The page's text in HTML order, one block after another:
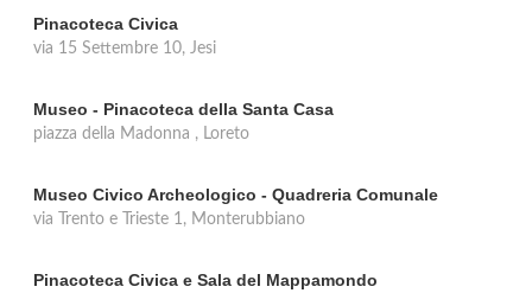
Pinacoteca Civica
via 15 Settembre 10, Jesi
Museo - Pinacoteca della Santa Casa
piazza della Madonna , Loreto
Museo Civico Archeologico - Quadreria Comunale
via Trento e Trieste 1, Monterubbiano
Pinacoteca Civica e Sala del Mappamondo